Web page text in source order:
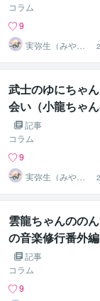
コラム
9
実弥生（みや
の）
武士のゆにちゃ
会い（小龍ちゃ
記事
コラム
9
実弥生（みや
の）
雲龍ちゃんのの
の音楽修行番外編
記事
コラム
9